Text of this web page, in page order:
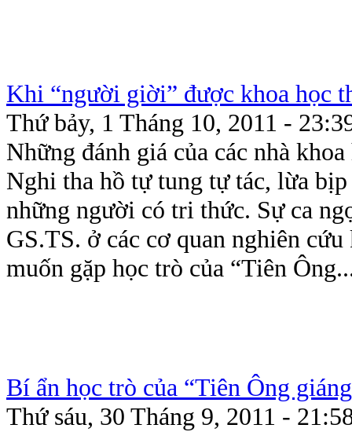
Khi “người giời” được khoa học
Thứ bảy, 1 Tháng 10, 2011 -
Những đánh giá của các nhà
Nghi tha hồ tự tung tự tác, lừa
những người có tri thức. Sự ca
GS.TS. ở các cơ quan nghiên
muốn gặp học trò của “Tiên
Bí ẩn học trò của “Tiên Ông
Thứ sáu, 30 Tháng 9, 2011 -